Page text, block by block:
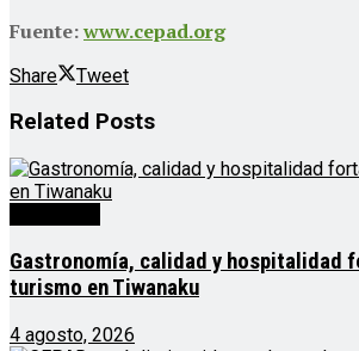
Fuente:www.cepad.org
Share Tweet
Related Posts
Gastronomía, calidad y hospitalidad
turismo en Tiwanaku
4 agosto, 2026